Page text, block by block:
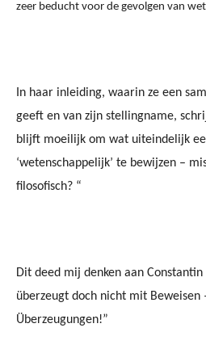
zeer beducht voor de gevolgen van
In haar inleiding, waarin ze een
geeft en van zijn stellingname,
blijft moeilijk om wat uiteindelijk
‘wetenschappelijk’ te bewijzen –
filosofisch? “
Dit deed mij denken aan
überzeugt doch nicht mit
Überzeugungen!”